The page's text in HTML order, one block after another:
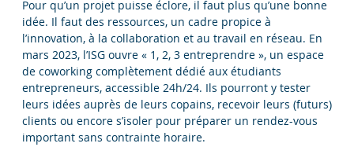
Pour qu’un projet puisse éclore, il faut plus qu’une bonne
idée. Il faut des ressources, un cadre propice à
l’innovation, à la collaboration et au travail en réseau. En
mars 2023, l’ISG ouvre « 1, 2, 3 entreprendre », un espace
de coworking complètement dédié aux étudiants
entrepreneurs, accessible 24h/24. Ils pourront y tester
leurs idées auprès de leurs copains, recevoir leurs (futurs)
clients ou encore s’isoler pour préparer un rendez-vous
important sans contrainte horaire.